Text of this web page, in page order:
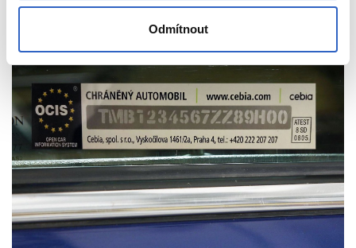
Odmítnout
Vozidlo zajištěné značením oken SOZ OCIS